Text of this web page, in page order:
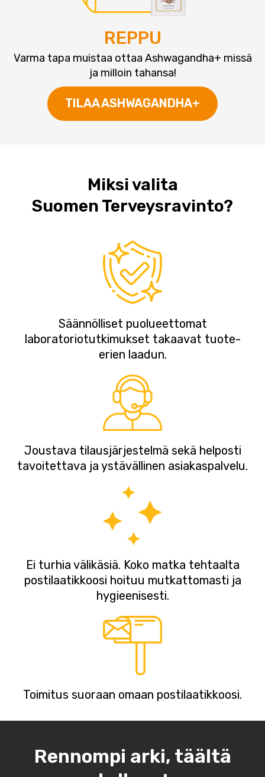
REPPU
Varma tapa muistaa ottaa Ashwagandha+ missä
ja milloin tahansa!
TILAA ASHWAGANDHA+
Miksi valita
Suomen Terveysravinto?
Säännölliset puolueettomat
laboratoriotutkimukset takaavat tuote-
erien laadun.
Joustava tilausjärjestelmä sekä helposti
tavoitettava ja ystävällinen asiakaspalvelu.
Ei turhia välikäsiä. Koko matka tehtaalta
postilaatikkoosi hoituu mutkattomasti ja
hygieenisesti.
Toimitus suoraan omaan postilaatikkoosi.
Rennompi arki, täältä